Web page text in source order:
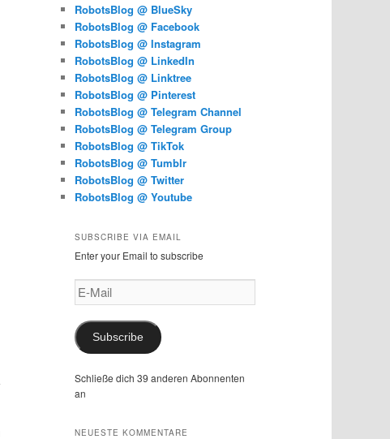
RobotsBlog @ BlueSky
RobotsBlog @ Facebook
RobotsBlog @ Instagram
RobotsBlog @ LinkedIn
RobotsBlog @ Linktree
RobotsBlog @ Pinterest
RobotsBlog @ Telegram Channel
RobotsBlog @ Telegram Group
RobotsBlog @ TikTok
RobotsBlog @ Tumblr
RobotsBlog @ Twitter
RobotsBlog @ Youtube
SUBSCRIBE VIA EMAIL
Enter your Email to subscribe
E-
Mail
Subscribe
Schließe dich 39 anderen Abonnenten
an
NEUESTE KOMMENTARE